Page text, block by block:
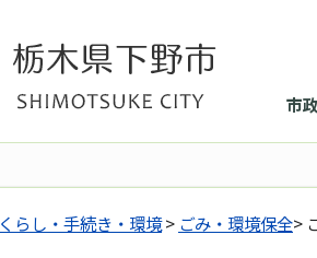
市
くらし・手続き・環境> ごみ・環境保全>